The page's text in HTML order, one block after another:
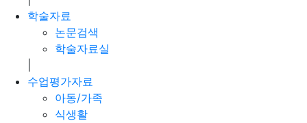
학술자료
논문검색
학술자료실
수업평가자료
아동/가족
식생활